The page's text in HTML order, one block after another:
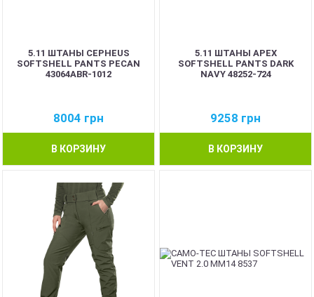
5.11 ШТАНЫ CEPHEUS
SOFTSHELL PANTS PECAN
43064ABR-1012
8004 грн
В КОРЗИНУ
5.11 ШТАНЫ APEX
SOFTSHELL PANTS DARK
NAVY 48252-724
9258 грн
В КОРЗИНУ